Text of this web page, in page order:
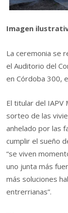
Imagen
La ceremonia se
el Auditorio del
en Córdoba 300,
El titular del IAPV
sorteo de las
anhelado por las
cumplir el sueño
“se viven
uno junta más
más soluciones
entrerrianas”.